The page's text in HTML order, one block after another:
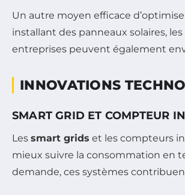
Un autre moyen efficace
installant des panneaux solaires,
entreprises peuvent également
INNOVATIONS
SMART GRID ET COMPTEUR
Les smart grids et les compteurs
mieux suivre la consommation en
demande, ces systèmes